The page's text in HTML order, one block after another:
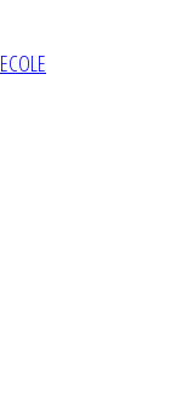
ECOLE